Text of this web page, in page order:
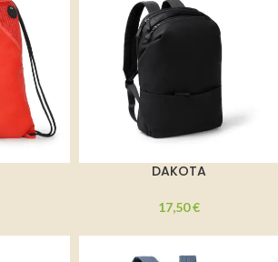
DAKOTA
17,50€